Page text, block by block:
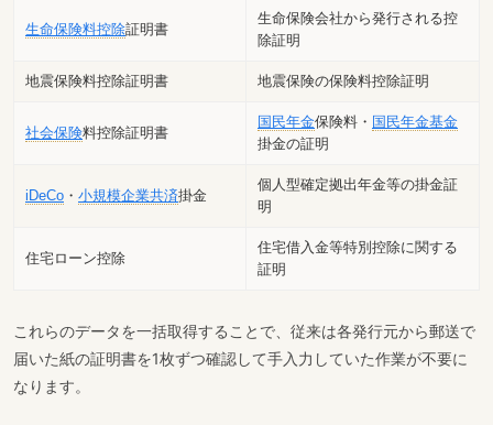
生命保険料控除証明書
生命保険会社から発行される控
除証明
地震保険料控除証明書 地震保険の保険料控除証明
社会保険料控除証明書
国民年金保険料・ 国民年金基金
掛金の証明
iDeCo ・ 小規模企業共済掛金
個人型確定拠出年金等の掛金証
明
住宅ローン控除
住宅借入金等特別控除に関する
証明
これらのデータを一括取得することで、従来は各発行元から郵送で
届いた紙の証明書を1枚ずつ確認して手入力していた作業が不要に
なります。